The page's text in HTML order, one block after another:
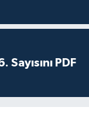
PDF